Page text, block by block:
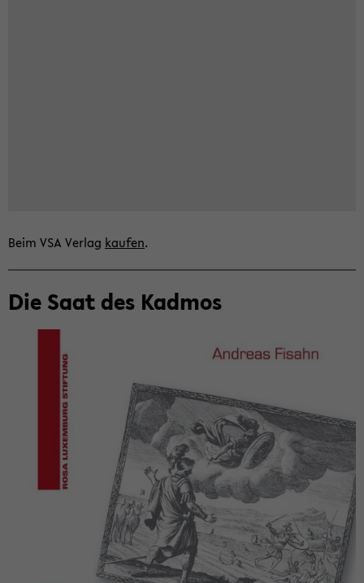
Beim VSA Ver­lag kau­fen.
Die Saat des Kad­mos